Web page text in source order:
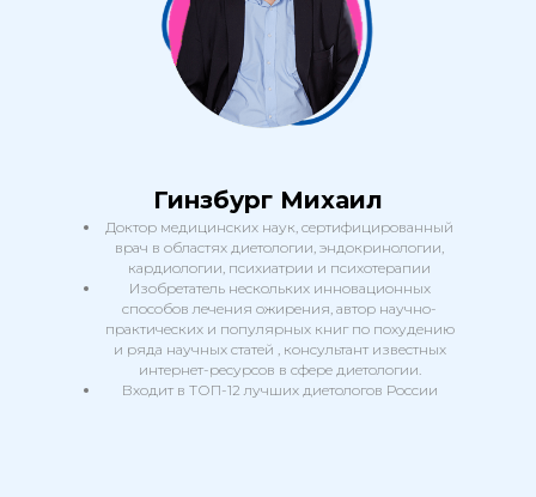
Гинзбург Михаил
Доктор медицинских наук, сертифицированный
врач в областях диетологии, эндокринологии,
кардиологии, психиатрии и психотерапии
Изобретатель нескольких инновационных
способов лечения ожирения, автор научно-
практических и популярных книг по похудению
и ряда научных статей , консультант известных
интернет-ресурсов в сфере диетологии.
Входит в ТОП-12 лучших диетологов России